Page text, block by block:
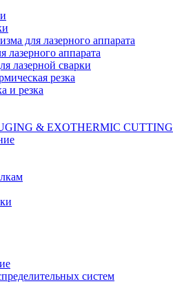
для лазерного аппарата
аппарата
лазерной сварки
резка
и резка
& EXOTHERMIC CUTTING
систем